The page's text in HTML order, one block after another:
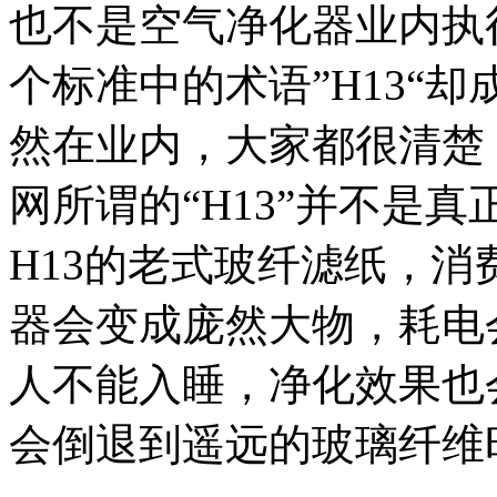
也不是空气净化器业内
个标准中的术语”H13“却
然在业内，大家都很清
网所谓的“H13”并不是
H13的老式玻纤滤纸，消
器会变成庞然大物，耗
人不能入睡，净化效果
会倒退到遥远的玻璃纤维